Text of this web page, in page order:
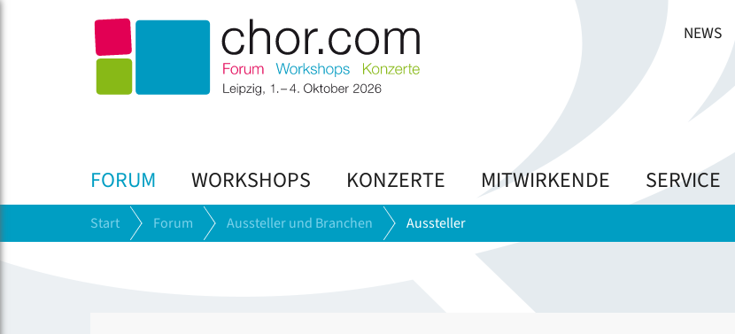
NEWS
FORUM WORKSHOPS KONZERTE MITWIRKENDE SERVICE
Start Forum Aussteller und Branchen Aussteller